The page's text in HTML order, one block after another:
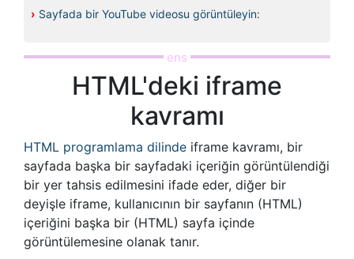
› Sayfada bir YouTube videosu görüntüleyin:
HTML'deki iframe
kavramı
HTML programlama dilinde iframe kavramı, bir
sayfada başka bir sayfadaki içeriğin görüntülendiği
bir yer tahsis edilmesini ifade eder, diğer bir
deyişle iframe, kullanıcının bir sayfanın (HTML)
içeriğini başka bir (HTML) sayfa içinde
görüntülemesine olanak tanır.